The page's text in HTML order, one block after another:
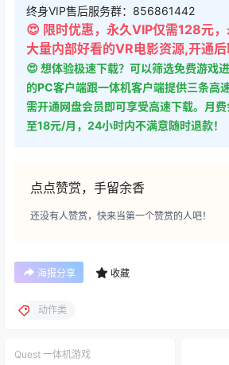
终身VIP售后服务群：856861442
😍 限时优惠，永久VIP仅需128元
大量内部好看的VR电影资源,开通后
😍 想体验极速下载？可以筛选免费游戏
的PC客户端跟一体机客户端提供三条高
需开通网盘会员即可享受高速下载。月
至18元/月，24小时内不满意随时退款！
点点赞赏，手留余香
还没有人赞赏，快来当第一个赞赏的人吧！
海报分享 收藏
动作类
Quest 一体机游戏